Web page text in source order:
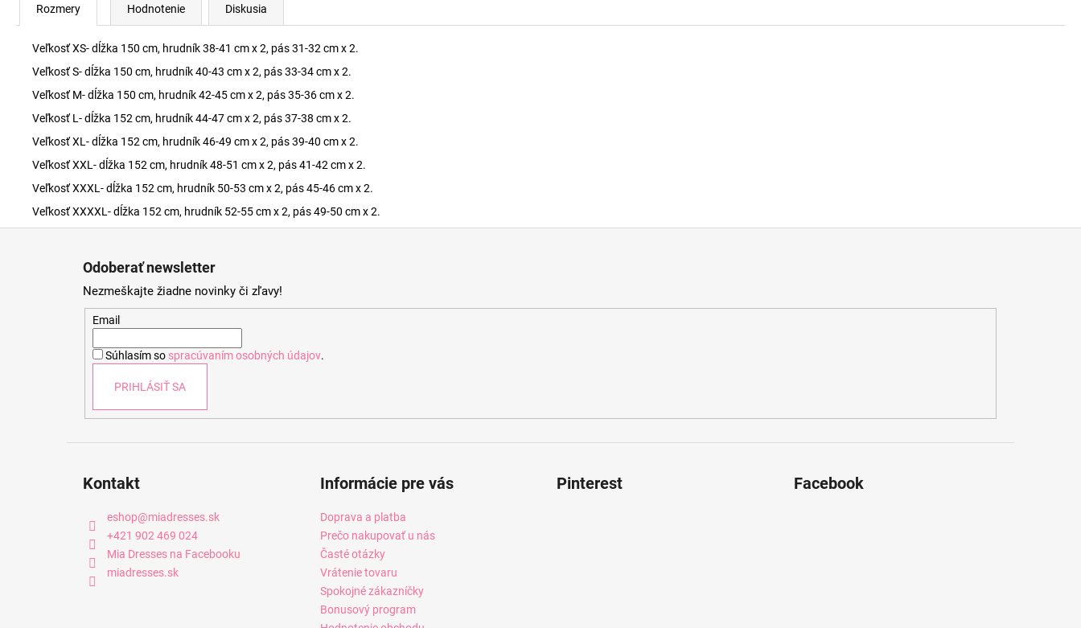
Rozmery Hodnotenie Diskusia
Veľkosť XS- dĺžka 150 cm, hrudník 38-41 cm x 2, pás 31-32 cm x 2.
Veľkosť S- dĺžka 150 cm, hrudník 40-43 cm x 2, pás 33-34 cm x 2.
Veľkosť M- dĺžka 150 cm, hrudník 42-45 cm x 2, pás 35-36 cm x 2.
Veľkosť L- dĺžka 152 cm, hrudník 44-47 cm x 2, pás 37-38 cm x 2.
Veľkosť XL- dĺžka 152 cm, hrudník 46-49 cm x 2, pás 39-40 cm x 2.
Veľkosť XXL- dĺžka 152 cm, hrudník 48-51 cm x 2, pás 41-42 cm x 2.
Veľkosť XXXL- dĺžka 152 cm, hrudník 50-53 cm x 2, pás 45-46 cm x 2.
Veľkosť XXXXL- dĺžka 152 cm, hrudník 52-55 cm x 2, pás 49-50 cm x 2.
Odoberať newsletter
Nezmeškajte žiadne novinky či zľavy!
Email
Súhlasím so spracúvaním osobných údajov.
PRIHLÁSIŤ SA
Kontakt
eshop@miadresses.sk
+421 902 469 024
Mia Dresses na Facebooku
miadresses.sk
Informácie pre vás
Doprava a platba
Prečo nakupovať u nás
Časté otázky
Vrátenie tovaru
Spokojné zákazníčky
Bonusový program
Pinterest Facebook